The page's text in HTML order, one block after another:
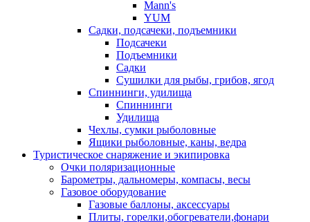
Mann's
YUM
Садки, подсачеки, подъемники
Подсачеки
Подъемники
Садки
Сушилки для рыбы, грибов, ягод
Спиннинги, удилища
Спиннинги
Удилища
Чехлы, сумки рыболовные
Ящики рыболовные, каны, ведра
Туристическое снаряжение и экипировка
Очки поляризационные
Барометры, дальномеры, компасы, весы
Газовое оборудование
Газовые баллоны, аксессуары
Плиты, горелки,обогреватели,фонари